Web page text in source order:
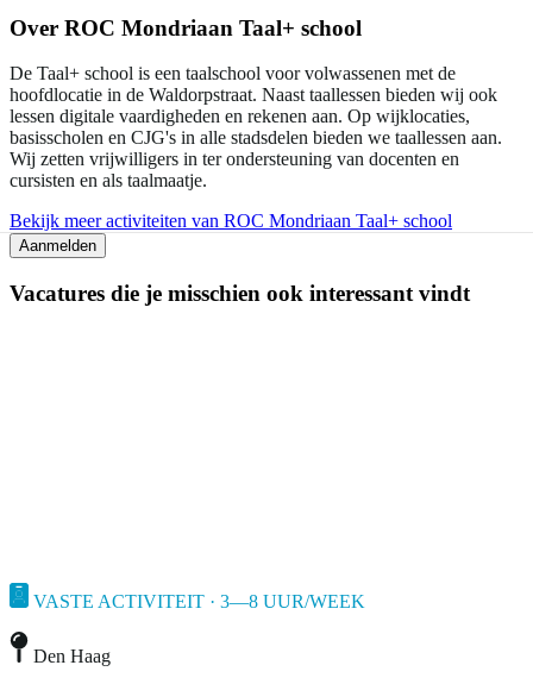
Over ROC Mondriaan Taal+ school
De Taal+ school is een taalschool voor volwassenen met de
hoofdlocatie in de Waldorpstraat. Naast taallessen bieden wij ook
lessen digitale vaardigheden en rekenen aan. Op wijklocaties,
basisscholen en CJG's in alle stadsdelen bieden we taallessen aan.
Wij zetten vrijwilligers in ter ondersteuning van docenten en
cursisten en als taalmaatje.
Bekijk meer activiteiten van ROC Mondriaan Taal+ school
Aanmelden
Vacatures die je misschien ook interessant vindt
VASTE ACTIVITEIT · 3—8 UUR/WEEK
Den Haag